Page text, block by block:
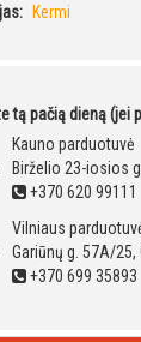
Kermi
tą pačią dieną (jei
Kauno parduotuvė
Birželio 23-iosios
+370 620 99111
Vilniaus
Gariūnų g. 57A/
+370 699 35893